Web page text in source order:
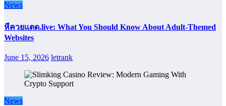
News
หีควยแตด.live: What You Should Know About Adult-Themed
Websites
June 15, 2026 letrank
News